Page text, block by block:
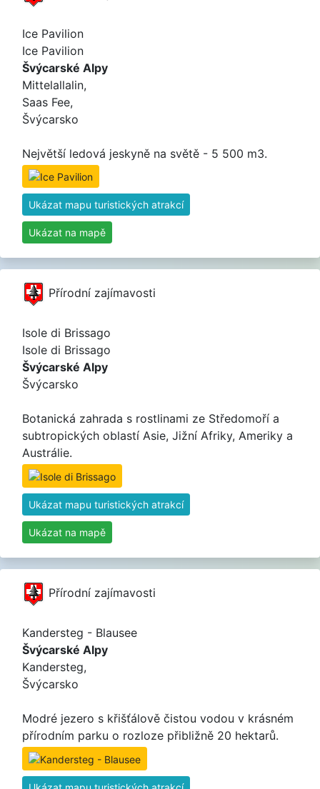
Ice Pavilion
Ice Pavilion
Švýcarské Alpy
Mittelallalin,
Saas Fee,
Švýcarsko
Největší ledová jeskyně na světě - 5 500 m3.
Ukázat mapu turistických atrakcí
Ukázat na mapě
Přírodní zajímavosti
Isole di Brissago
Isole di Brissago
Švýcarské Alpy
Švýcarsko
Botanická zahrada s rostlinami ze Středomoří a
subtropických oblastí Asie, Jižní Afriky, Ameriky a
Austrálie.
Ukázat mapu turistických atrakcí
Ukázat na mapě
Přírodní zajímavosti
Kandersteg - Blausee
Švýcarské Alpy
Kandersteg,
Švýcarsko
Modré jezero s křišťálově čistou vodou v krásném
přírodním parku o rozloze přibližně 20 hektarů.